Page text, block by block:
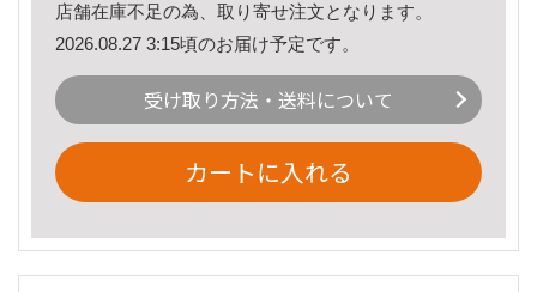
店舗在庫不足の為、取り寄せ注文となります。
2026.08.27 3:15頃のお届け予定です。
受け取り方法・送料について
カートに入れる